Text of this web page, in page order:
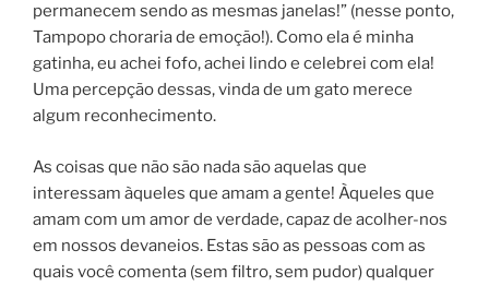
permanecem sendo as mesmas janelas!” (nesse ponto,
Tampopo choraria de emoção!). Como ela é minha
gatinha, eu achei fofo, achei lindo e celebrei com ela!
Uma percepção dessas, vinda de um gato merece
algum reconhecimento.
As coisas que não são nada são aquelas que
interessam àqueles que amam a gente! Àqueles que
amam com um amor de verdade, capaz de acolher-nos
em nossos devaneios. Estas são as pessoas com as
quais você comenta (sem filtro, sem pudor) qualquer